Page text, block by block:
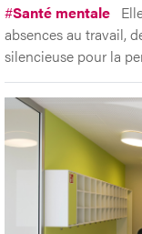
#Santé mentale
absences au travail,
silencieuse pour la